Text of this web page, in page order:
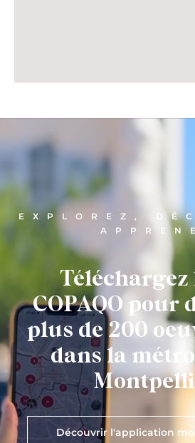
EXPLOREZ,
Téléchargez
COPAQO pour
plus de 200
dans la
Découvrir l'application